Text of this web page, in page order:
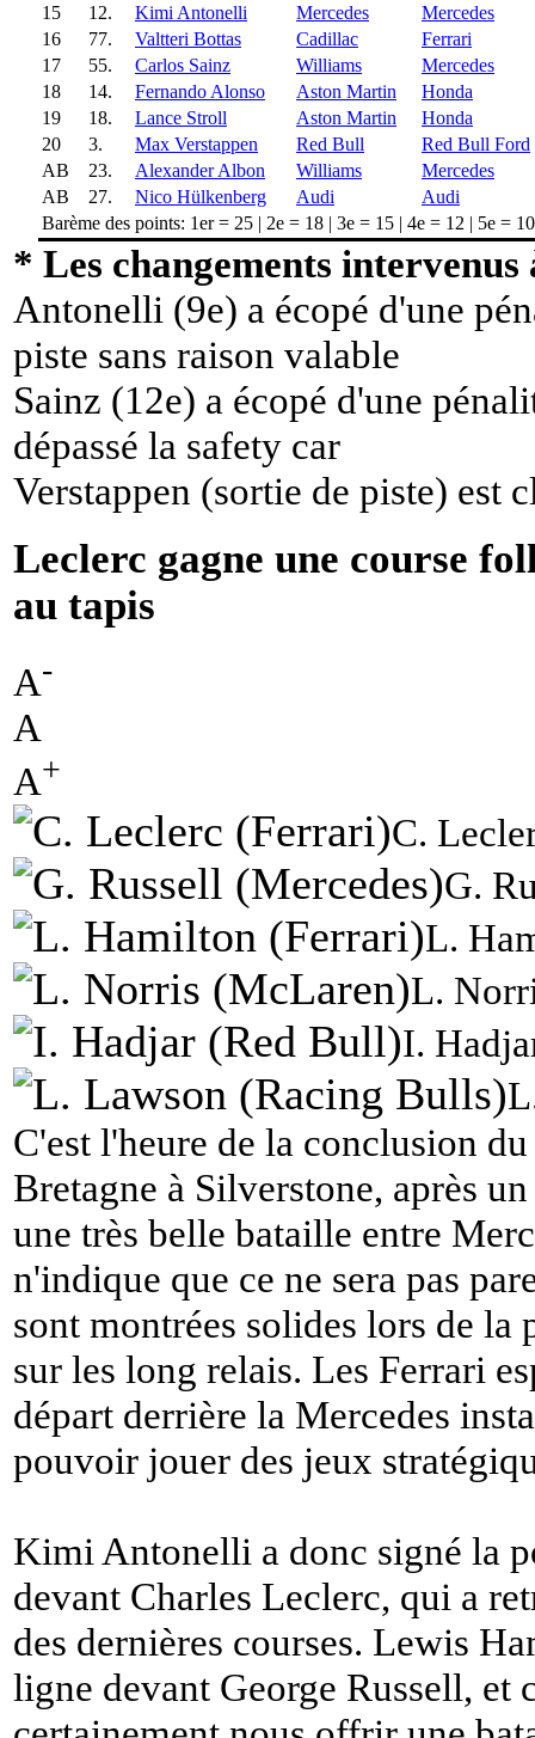
15
12. Kimi Antonelli Mercedes
Mercedes
16
77. Valtteri Bottas Cadillac
Ferrari
17
55. Carlos Sainz Williams
Mercedes
18
14. Fernando Alonso Aston Martin
Honda
19
18. Lance Stroll Aston Martin
Honda
20
3. Max Verstappen Red Bull
Red Bull Ford
AB
23. Alexander Albon Williams
Mercedes
AB
27. Nico Hülkenberg Audi
Audi
Barème des points: 1er = 25 | 2e = 18 | 3e = 15 | 4e = 12 | 5e =
* Les changements
Antonelli (9e) a écopé d'une
piste sans raison valable
Sainz (12e) a écopé d'une
dépassé la safety car
Verstappen (sortie de piste) est
Leclerc gagne une course
au tapis
A-
A
A+
C.
G.
L.
L.
I.
C'est l'heure de la conclusion
Bretagne à Silverstone, après
une très belle bataille entre
n'indique que ce ne sera pas
sont montrées solides lors de la
sur les long relais. Les Ferrari
départ derrière la Mercedes
pouvoir jouer des jeux
Kimi Antonelli a donc signé la
devant Charles Leclerc, qui a
des dernières courses. Lewis
ligne devant George Russell, et